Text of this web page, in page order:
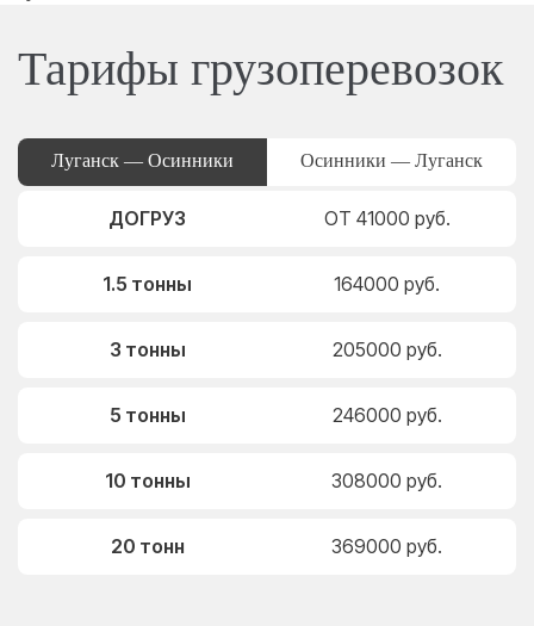
Тарифы грузоперевозок
Луганск — Осинники Осинники — Луганск
ДОГРУЗ ОТ 41000 руб.
1.5 тонны 164000 руб.
3 тонны 205000 руб.
5 тонны 246000 руб.
10 тонны 308000 руб.
20 тонн 369000 руб.